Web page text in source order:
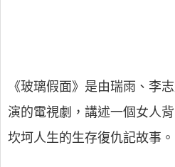
《玻璃假面》是由瑞雨、李
演的電視劇，講述一個女人
坎坷人生的生存復仇記故事